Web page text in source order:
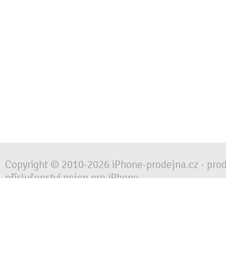
Copyright © 2010-2026 iPhone-prodejna.cz -
příslušenství nejen pro iPhone